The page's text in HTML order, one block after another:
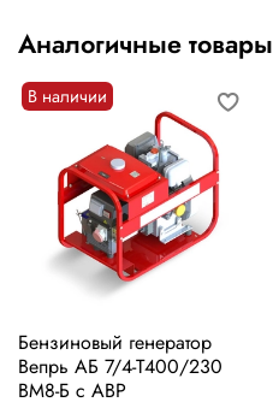
Аналогичные товары
В наличии
Бензиновый генератор
Вепрь АБ 7/4-Т400/230
ВМ8-Б с АВР